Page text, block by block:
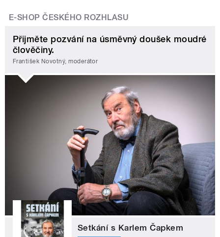
E-SHOP ČESKÉHO ROZHLASU
Přijměte pozvání na úsměvný doušek moudré
člověčiny.
František Novotný, moderátor
Setkání s Karlem Čapkem